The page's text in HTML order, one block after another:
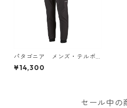
パタゴニア メンズ・テルボ
ンヌ・ジョガーズ （カラー B
lack) Men's Terrebonne Jog
¥14,300
セール中の